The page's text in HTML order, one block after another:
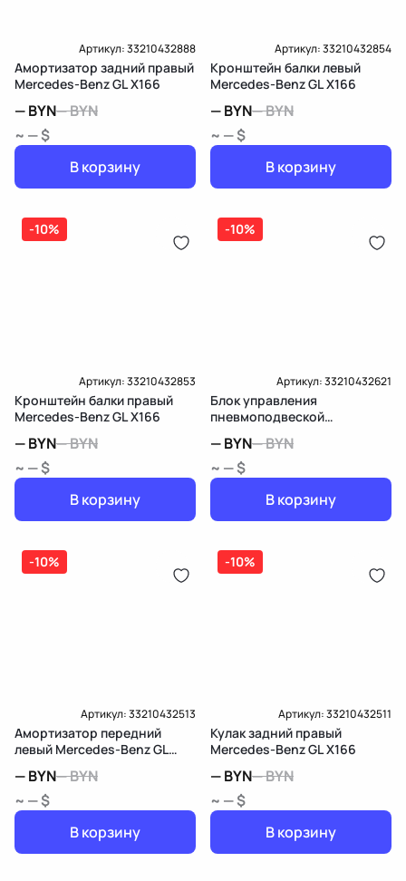
Артикул:33210432888
Амортизатор задний правый
Mercedes-Benz GL X166
—BYN—BYN
~ — $
В корзину
Артикул:33210432854
Кронштейн балки левый
Mercedes-Benz GL X166
—BYN—BYN
~ — $
В корзину
-10%
Артикул:33210432853
Кронштейн балки правый
Mercedes-Benz GL X166
—BYN—BYN
~ — $
В корзину
-10%
Артикул:33210432621
Блок управления
пневмоподвеской
—BYN—BYN
~ — $
В корзину
-10%
Артикул:33210432513
Амортизатор передний
левый Mercedes-Benz GL
—BYN—BYN
~ — $
В корзину
-10%
Артикул:33210432511
Кулак задний правый
Mercedes-Benz GL X166
—BYN—BYN
~ — $
В корзину